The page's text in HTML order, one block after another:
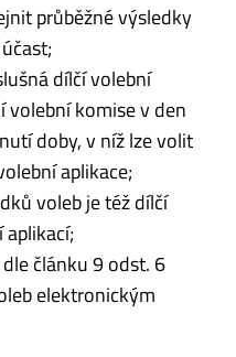
průběžné výsledky
dílčí volební
volební komise v den
doby, v níž lze volit
aplikace;
voleb je též dílčí
článku 9 odst. 6
elektronickým